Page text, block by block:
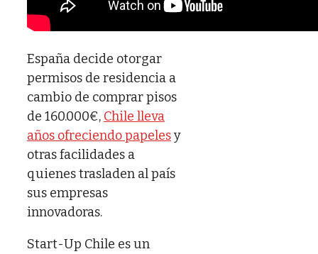
España decide otorgar
permisos de residencia a
cambio de comprar pisos
de 160.000€, Chile lleva
años ofreciendo papelesy
otras facilidades a
quienes trasladen al país
sus empresas
innovadoras.
Start-Up Chile es un